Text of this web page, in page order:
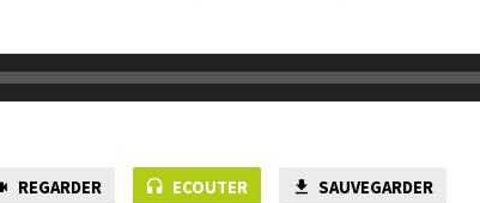
REGARDER ECOUTER SAUVEGARDER